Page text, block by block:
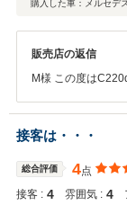
購入した車：メルセ
販売店の返信
M様 この度はC220dオールテレインをご成約いただきありがとうござ
お車でということ
ました。 走行距離が非常に少なく、高年式のお車です。 メルセデス・
ベンツカーライフ
ーサービスの部分
きよろしくお願い
た。
接客は・・・
総合評価 4点
接客 : 4 雰囲気 : 4